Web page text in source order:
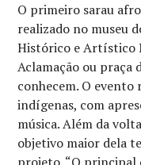
O primeiro sarau
realizado no museu
Histórico e Artístico
Aclamação ou praça
conhecem. O
indígenas, com
música. Além da
objetivo maior dela